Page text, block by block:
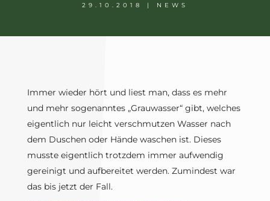
29.10.2018 | NEWS
Immer wieder hört und liest man, dass es mehr
und mehr sogenanntes „Grauwasser“ gibt, welches
eigentlich nur leicht verschmutzen Wasser nach
dem Duschen oder Hände waschen ist. Dieses
musste eigentlich trotzdem immer aufwendig
gereinigt und aufbereitet werden. Zumindest war
das bis jetzt der Fall.